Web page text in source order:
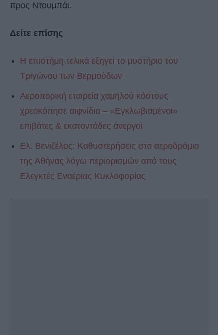
προς Ντουμπάι.
Δείτε επίσης
H επιστήμη τελικά εξηγεί το μυστήριο του
Τριγώνου των Βερμούδων
Αεροπορική εταιρεία χαμηλού κόστους
χρεοκόπησε αιφνίδια – «Εγκλωβισμένοι»
επιβάτες & εκατοντάδες άνεργοι
Ελ. Βενιζέλος: Καθυστερήσεις στο αεροδρόμιο
της Αθήνας λόγω περιορισμών από τους
Ελεγκτές Εναέριας Κυκλοφορίας